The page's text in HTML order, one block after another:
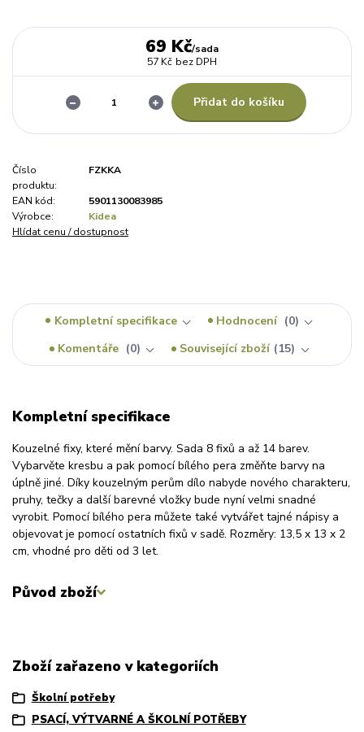
69 Kč/sada
57 Kč bez DPH
Přidat do košíku
Číslo
produktu:
FZKKA
EAN kód:
5901130083985
Výrobce:
Kidea
Hlídat cenu / dostupnost
Kompletní specifikace Hodnocení
0
Komentáře
0 Související zboží 15
Kompletní specifikace
Kouzelné fixy, které mění barvy. Sada 8 fixů a až 14 barev.
Vybarvěte kresbu a pak pomocí bílého pera změňte barvy na
úplně jiné. Díky kouzelným perům dílo nabyde nového charakteru,
pruhy, tečky a další barevné vložky bude nyní velmi snadné
vyrobit. Pomocí bílého pera můžete také vytvářet tajné nápisy a
objevovat je pomocí ostatních fixů v sadě. Rozměry: 13,5 x 13 x 2
cm, vhodné pro děti od 3 let.
Původ zboží
Zboží zařazeno v kategoriích
Školní potřeby
PSACÍ, VÝTVARNÉ A ŠKOLNÍ POTŘEBY